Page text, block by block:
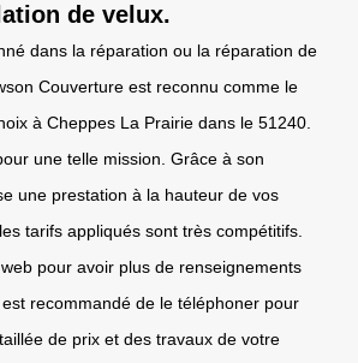
de velux.
dans la réparation ou la réparation de
Couverture est reconnu comme le
à Cheppes La Prairie dans le 51240.
une telle mission. Grâce à son
une prestation à la hauteur de vos
tarifs appliqués sont très compétitifs.
pour avoir plus de renseignements
recommandé de le téléphoner pour
de prix et des travaux de votre